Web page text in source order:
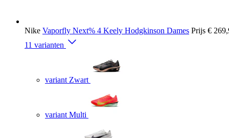
Nike Vaporfly Next% 4 Keely Hodgkinson Dames Prijs €
11 varianten
variant Zwart
variant Multi